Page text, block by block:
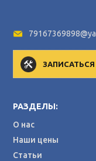
ЗАПИСАТЬСЯ
РАЗДЕЛЫ:
О нас
Наши цены
Статьи